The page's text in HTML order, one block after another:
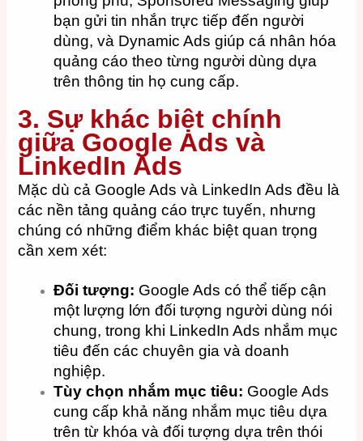
bạn gửi tin nhắn trực tiếp đến người
dùng, và Dynamic Ads giúp cá nhân hóa
quảng cáo theo từng người dùng dựa
trên thông tin họ cung cấp.
3. Sự khác biệt chính
giữa Google Ads và
LinkedIn Ads
Mặc dù cả Google Ads và LinkedIn Ads đều là
các nền tảng quảng cáo trực tuyến, nhưng
chúng có những điểm khác biệt quan trọng
cần xem xét:
Đối tượng: Google Ads có thể tiếp cận
một lượng lớn đối tượng người dùng nói
chung, trong khi LinkedIn Ads nhắm mục
tiêu đến các chuyên gia và doanh
nghiệp.
Tùy chọn nhắm mục tiêu: Google Ads
cung cấp khả năng nhắm mục tiêu dựa
trên từ khóa và đối tượng dựa trên thói